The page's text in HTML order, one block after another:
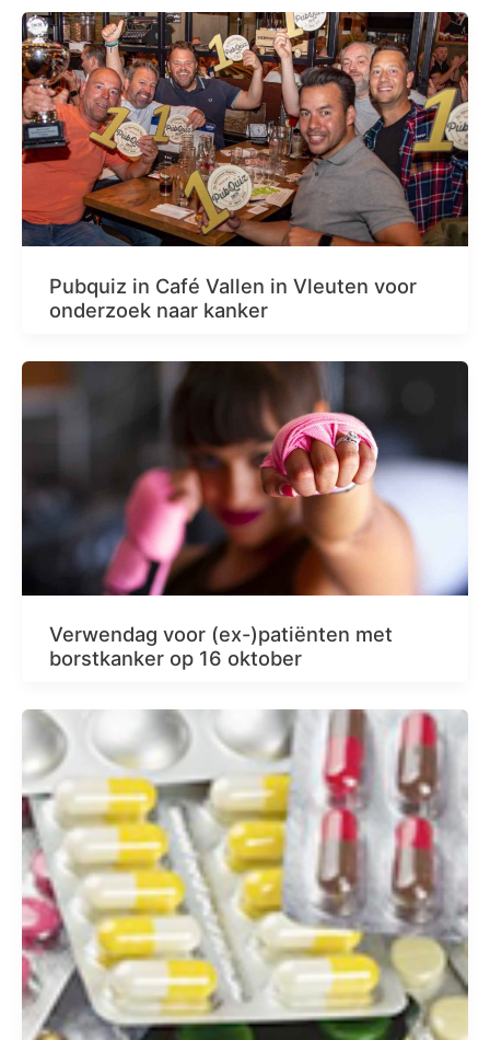
Pubquiz in Café Vallen in Vleuten voor
onderzoek naar kanker
Verwendag voor (ex-)patiënten met
borstkanker op 16 oktober